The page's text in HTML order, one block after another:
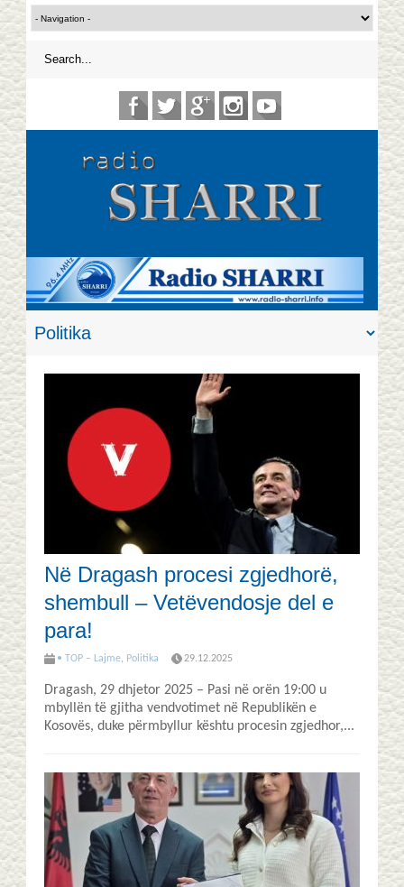
Në Dragash procesi zgjedhorë,
shembull – Vetëvendosje del e
para!
• TOP – Lajme, Politika 29.12.2025
Dragash, 29 dhjetor 2025 – Pasi në orën 19:00 u
mbyllën të gjitha vendvotimet në Republikën e
Kosovës, duke përmbyllur kështu procesin zgjedhor,...